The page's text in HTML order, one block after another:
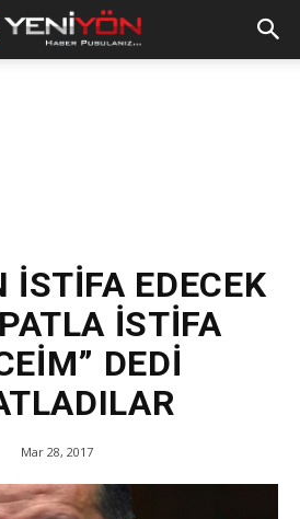
İSTİFA EDECEK
İSTİFA
DEDİ
Mar 28, 2017